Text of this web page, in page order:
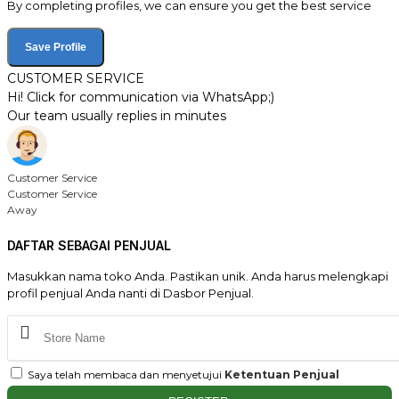
By completing profiles, we can ensure you get the best service
Save Profile
CUSTOMER SERVICE
Hi! Click for communication via WhatsApp;)
Our team usually replies in minutes
Customer Service
Customer Service
Away
DAFTAR SEBAGAI PENJUAL
Masukkan nama toko Anda. Pastikan unik. Anda harus melengkapi
profil penjual Anda nanti di Dasbor Penjual.
Saya telah membaca dan menyetujui Ketentuan Penjual